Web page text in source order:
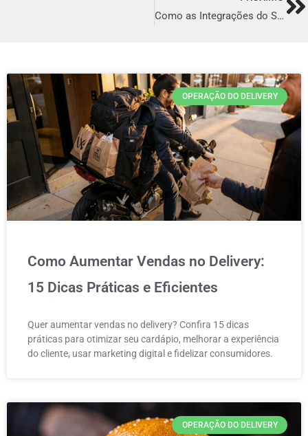
Como as Integrações do Seu Delivery Podem Transformar seu Restaurante
OPERAÇÃO DO DELIVERY
Como Aumentar Vendas no Delivery:
15 Dicas Práticas e Eficientes
Quer aumentar vendas no delivery? Confira 15 dicas
práticas para otimizar seu cardápio, melhorar a experiência
do cliente, usar marketing digital e fidelizar consumidores.
OPERAÇÃO DO DELIVERY